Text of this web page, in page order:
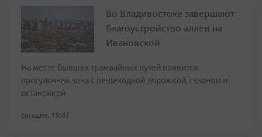
Во Владивостоке завершают
благоустройство аллеи на
Ивановской
На месте бывших трамвайных путей появится
прогулочная зона с пешеходной дорожкой, газоном и
остановкой
сегодня, 19:47